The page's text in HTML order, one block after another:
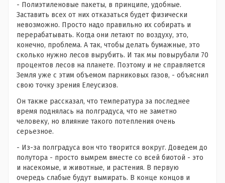
- Полиэтиленовые пакеты, в принципе, удобные.
Заставить всех от них отказаться будет физически
невозможно. Просто надо правильно их собирать и
перерабатывать. Когда они летают по воздуху, это,
конечно, проблема. А так, чтобы делать бумажные, это
сколько нужно лесов вырубить. И так мы повырубали 70
процентов лесов на планете. Поэтому и не справляется
Земля уже с этим объемом парниковых газов, - объяснил
свою точку зрения Елеусизов.
Он также рассказал, что температура за последнее
время поднялась на полградуса, что не заметно
человеку, но влияние такого потепления очень
серьезное.
- Из-за полградуса вон что творится вокруг. Доведем до
полутора - просто вымрем вместе со всей биотой - это
и насекомые, и животные, и растения. В первую
очередь слабые будут вымирать. В конце концов и